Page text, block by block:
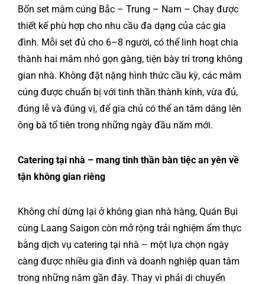
Bốn set mâm cúng Bắc – Trung – Nam – Chay được
thiết kế phù hợp cho nhu cầu đa dạng của các gia
đình. Mỗi set đủ cho 6–8 người, có thể linh hoạt chia
thành hai mâm nhỏ gọn gàng, tiện bày trí trong không
gian nhà. Không đặt nặng hình thức cầu kỳ, các mâm
cúng được chuẩn bị với tinh thần thành kính, vừa đủ,
đúng lễ và đúng vị, để gia chủ có thể an tâm dâng lên
ông bà tổ tiên trong những ngày đầu năm mới.
Catering tại nhà – mang tinh thần bàn tiệc an yên về
tận không gian riêng
Không chỉ dừng lại ở không gian nhà hàng, Quán Bụi
cùng Laang Saigon còn mở rộng trải nghiệm ẩm thực
bằng dịch vụ catering tại nhà – một lựa chọn ngày
càng được nhiều gia đình và doanh nghiệp quan tâm
trong những năm gần đây. Thay vì phải di chuyển